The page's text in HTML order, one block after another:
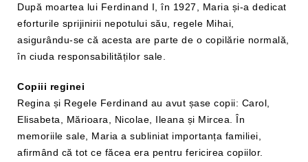
După moartea lui Ferdinand I, în 1927, Maria și-a dedicat
eforturile sprijinirii nepotului său, regele Mihai,
asigurându-se că acesta are parte de o copilărie normală,
în ciuda responsabilităților sale.
Copiii reginei
Regina și Regele Ferdinand au avut șase copii: Carol,
Elisabeta, Mărioara, Nicolae, Ileana și Mircea. În
memoriile sale, Maria a subliniat importanța familiei,
afirmând că tot ce făcea era pentru fericirea copiilor.